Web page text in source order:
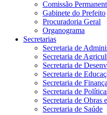
Comissão
Gabinete do Prefeito
Procuradoria Geral
Organograma
Secretarias
Secretaria de
Secretaria de
Secretaria de
Secretaria de
Secretaria de
Secretaria de
Secretaria de Obras
Secretaria de Saúde